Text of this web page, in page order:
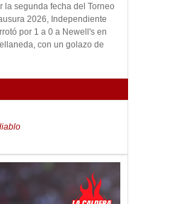
la segunda fecha del Torneo
2026, Independiente
por 1 a 0 a Newell's en
con un golazo de